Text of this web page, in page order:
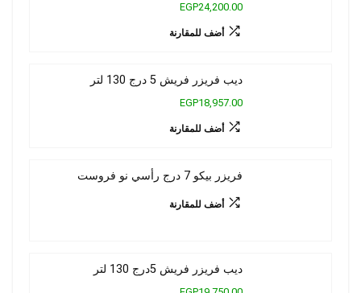
EGP24,200.00
أضف للمقارنة
ديب فريزر فريش 5 درج 130 لتر
EGP18,957.00
أضف للمقارنة
فريزر بيكو 7 درج رأسي نو فروست
أضف للمقارنة
ديب فريزر فريش 5درج 130 لتر